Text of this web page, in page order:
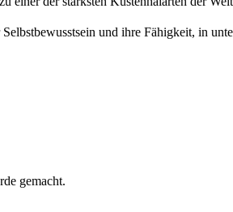
und ihre Fähigkeit, in
gemacht.